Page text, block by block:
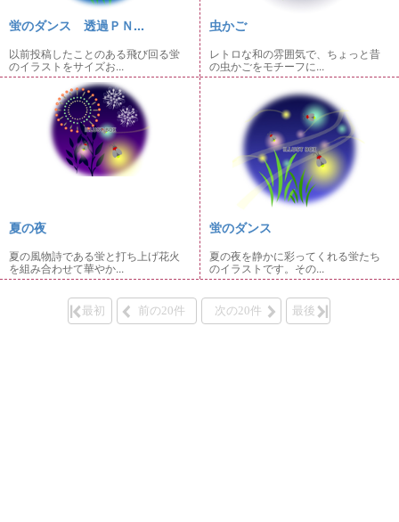
蛍のダンス 透過ＰＮ...
以前投稿したことのある飛び回る蛍
のイラストをサイズお...
虫かご
レトロな和の雰囲気で、ちょっと昔
の虫かごをモチーフに...
夏の夜
夏の風物詩である蛍と打ち上げ花火
を組み合わせて華やか...
蛍のダンス
夏の夜を静かに彩ってくれる蛍たち
のイラストです。その...
最初 前の20件 次の20件 最後